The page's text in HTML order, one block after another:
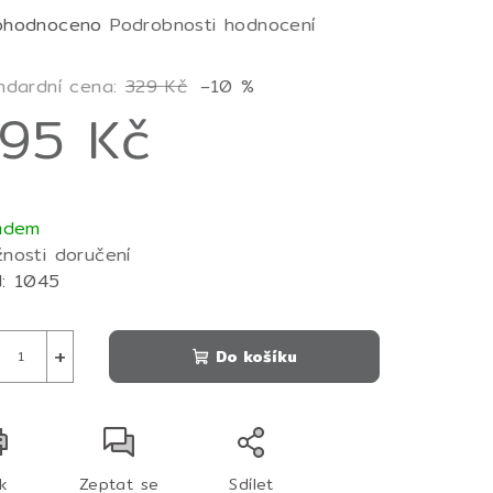
Podrobnosti hodnocení
cena: 329 Kč –10 %
Kč
doručení
1045
+ Do košíku
Zeptat se Sdílet